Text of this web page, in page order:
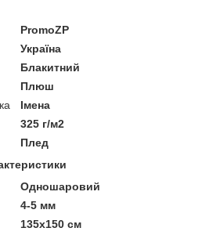
PromoZP
Україна
Блакитний
Плюш
Імена
325 г/м2
Плед
Одношаровий
4-5 мм
135х150 см